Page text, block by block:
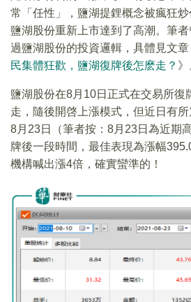
常「任性」，鹽湖提鋰概念被瘋狂
鹽湖股份重新上市達到了高潮。筆
過鹽湖股份的投資邏輯，具體見文章
民集體狂歡，鹽湖復牌後怎麽走？ 》
鹽湖股份在8月10日正式在交易所復
走，隨後開啓上漲模式，但近日有
8月23日（筆者按：8月23日為近期
牌後一段時間，最佳表現為漲幅
機構喊出漲4倍，確實蠻準的！